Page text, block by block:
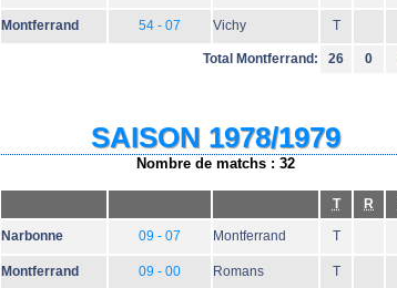
Montferrand 54 - 07 Vichy T
Total Montferrand: 26 0
SAISON 1978/1979
Nombre de matchs : 32
T R
Narbonne 09 - 07 Montferrand T
Montferrand 09 - 00 Romans T